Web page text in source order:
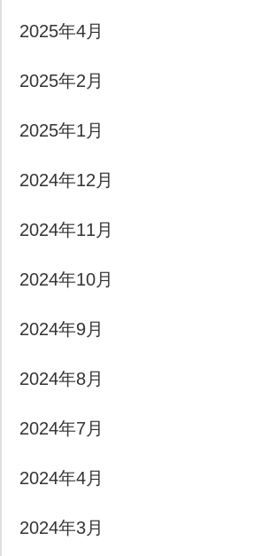
2025年4月
2025年2月
2025年1月
2024年12月
2024年11月
2024年10月
2024年9月
2024年8月
2024年7月
2024年4月
2024年3月